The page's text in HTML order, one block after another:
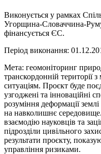
Виконується у рамках
Угорщина-Словаччина-
фінансується ЄС.
Період виконання:
Мета: геомоніторинг
транскордонній території
ситуаціям. Проєкт буде
узгоджені та інноваційні
розуміння деформації
на навколишнє
взаємодію науковців та
підрозділи цивільного
результати проєкту,
управління ризиками.